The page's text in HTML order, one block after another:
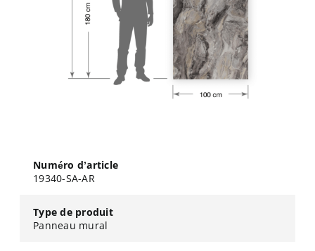
Numéro d’article
19340-SA-AR
Type de produit
Panneau mural